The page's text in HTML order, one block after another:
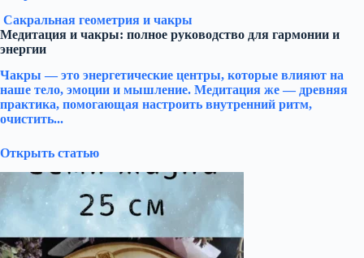
Сакральная геометрия и чакры
Медитация и чакры: полное руководство для гармонии и
энергии
Чакры — это энергетические центры, которые влияют на
наше тело, эмоции и мышление. Медитация же — древняя
практика, помогающая настроить внутренний ритм,
очистить...
Открыть статью